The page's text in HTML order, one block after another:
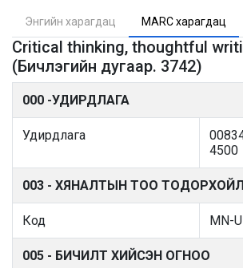
Энгийн харагдац MARC харагдац
Critical thinking, thoughtful
(Бичлэгийн дугаар. 3742)
000 -УДИРДЛАГА
Удирдлага
4500
003 - ХЯНАЛТЫН ТОО
Код MN-
005 - БИЧИЛТ ХИЙСЭН ОГНОО